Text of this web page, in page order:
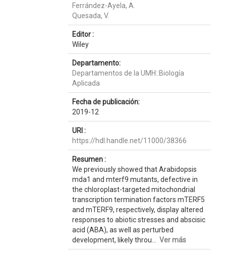
Ferrández-Ayela, A.
Quesada, V.
Editor :
Wiley
Departamento:
Departamentos de la UMH::Biología
Aplicada
Fecha de publicación:
2019-12
URI :
https://hdl.handle.net/11000/38366
Resumen :
We previously showed that Arabidopsis
mda1 and mterf9 mutants, defective in
the chloroplast-targeted mitochondrial
transcription termination factors mTERF5
and mTERF9, respectively, display altered
responses to abiotic stresses and abscisic
acid (ABA), as well as perturbed
development, likely throu... Ver más